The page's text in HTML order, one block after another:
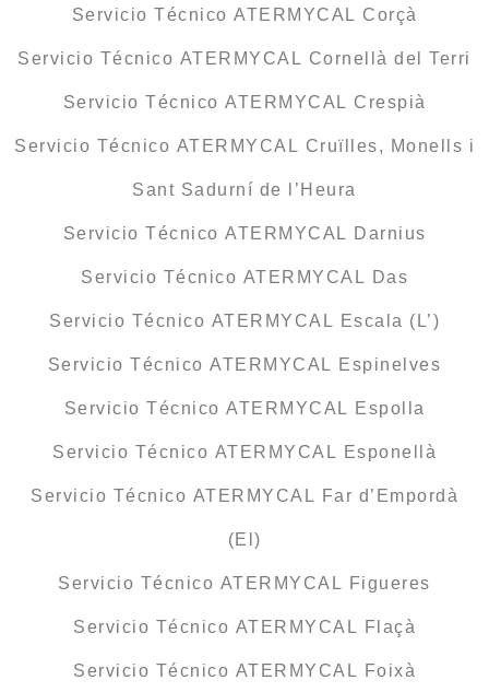
Servicio Técnico ATERMYCAL Corçà
Servicio Técnico ATERMYCAL Cornellà del Terri
Servicio Técnico ATERMYCAL Crespià
Servicio Técnico ATERMYCAL Cruïlles, Monells i
Sant Sadurní de l’Heura
Servicio Técnico ATERMYCAL Darnius
Servicio Técnico ATERMYCAL Das
Servicio Técnico ATERMYCAL Escala (L’)
Servicio Técnico ATERMYCAL Espinelves
Servicio Técnico ATERMYCAL Espolla
Servicio Técnico ATERMYCAL Esponellà
Servicio Técnico ATERMYCAL Far d’Empordà
(El)
Servicio Técnico ATERMYCAL Figueres
Servicio Técnico ATERMYCAL Flaçà
Servicio Técnico ATERMYCAL Foixà